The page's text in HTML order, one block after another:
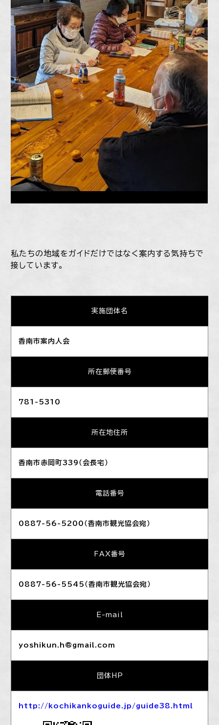
私たちの地域をガイドだけではなく案内する気持ちで
接しています。
実施団体名
香南市案内人会
所在郵便番号
781-5310
所在地住所
香南市赤岡町339（会長宅）
電話番号
0887-56-5200（香南市観光協会宛）
FAX番号
0887-56-5545（香南市観光協会宛）
E-mail
yoshikun.h@gmail.com
団体HP
http://kochikankoguide.jp/guide38.html